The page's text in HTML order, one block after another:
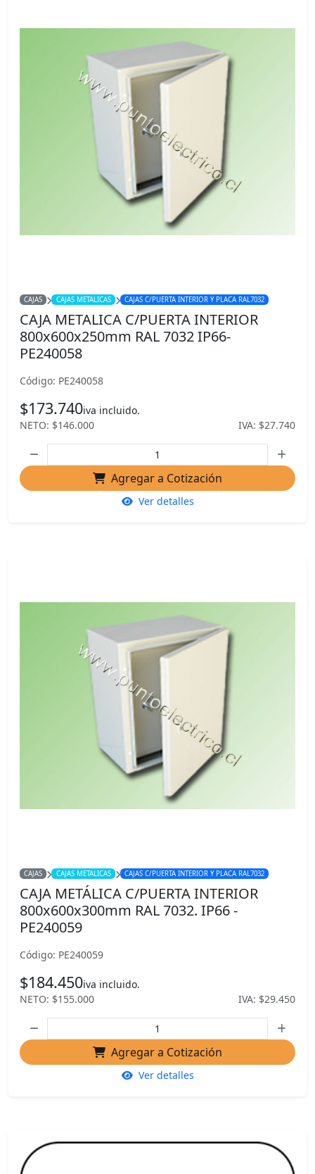
CAJAS CAJAS METALICAS CAJAS C/PUERTA INTERIOR Y PLACA RAL7032
CAJA METALICA C/PUERTA INTERIOR
800x600x250mm RAL 7032 IP66-
PE240058
Código: PE240058
$173.740iva incluido.
NETO: $146.000
IVA: $27.740
Agregar a Cotización
Ver detalles
CAJAS CAJAS METALICAS CAJAS C/PUERTA INTERIOR Y PLACA RAL7032
CAJA METÁLICA C/PUERTA INTERIOR
800x600x300mm RAL 7032. IP66 -
PE240059
Código: PE240059
$184.450iva incluido.
NETO: $155.000
IVA: $29.450
Agregar a Cotización
Ver detalles